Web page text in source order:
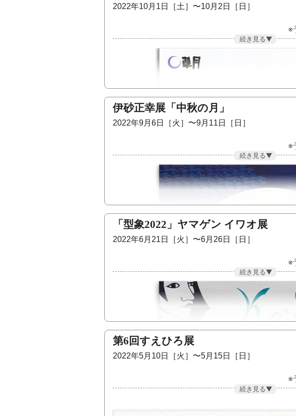
年ぶりに集結します。生活感溢れるぱるあーとの
お忙しい中と思いますが、是非ご高覧賜りますよ
大住由季［織］YUKI OSUMI
ことで布ができます。素材を選択し染色、それ
な布としての表情を見せてくれます。今回は、
って折り曲げることでイメージする形を作り構成
でできる織物ならではの表現で、テーマとする「
國松万琴［陶］MAKOTO KUNIMATSU
ジャンルは陶造形。本の形体から物語のイメージ
海外旅行で訪れた街や風景の記憶をイメージにし
ーマとして制作しています。また、違うジャンル
作品では大変刺激を受けています。他にも、暮
茶道具や植物とのコラボ作品も手がけています
釉薬とガラスで焼成し、上絵を施す場合もあります
ここ数年、河原や海辺で集めた石に漆を塗った漆
どの石も地球の一部なので「星のかけら」と呼
塗ることで石が宝石に生まれ変わる様に感じます
が石に施される事で無機的な印象から有機的な印
黒土の練込土で制作焼成し、現れる様々な彩りの
1986年初回個展より創作してきました穴窯作品
1972年京都精華短期大学（現、京都精華大学）
先生に師事。金沢卯辰山工芸工房にて研鑽。「日
ランド）。京都工芸美術作家協会会員
2022年10月1日［土］〜10月2日［日］
※
草月流 野村花遥 門下 ミシェル・ネーワル いけば
陶器：ヴィクトリア・カミウェイ（fromウクライ
伊砂正幸展「中秋の月」
2022年9月6日［火］〜9月11日［日］
※
「型象2022」ヤマゲン イワオ展
2022年6月21日［火］〜6月26日［日］
※
第6回すえひろ展
2022年5月10日［火］〜5月15日［日］
※